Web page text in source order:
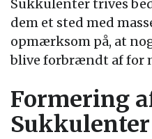
Sukkulenter trives
dem et sted med
opmærksom på, at
blive forbrændt af for
Formering
Sukkulenter